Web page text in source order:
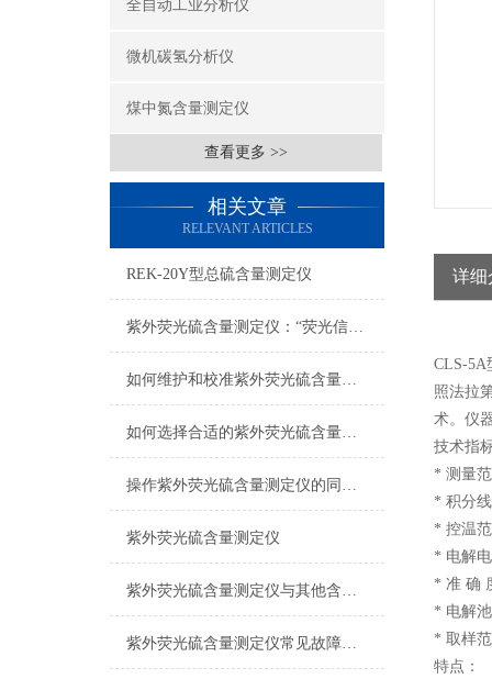
全自动工业分析仪
微机碳氢分析仪
煤中氮含量测定仪
查看更多 >>
相关文章
RELEVANT ARTICLES
REK-20Y型总硫含量测定仪
紫外荧光硫含量测定仪：“荧光信号衰减”的快速诊断
如何维护和校准紫外荧光硫含量测定仪？
如何选择合适的紫外荧光硫含量测定仪
操作紫外荧光硫含量测定仪的同时要注意些什么？
紫外荧光硫含量测定仪
紫外荧光硫含量测定仪与其他含硫分析方法的比较研究
紫外荧光硫含量测定仪常见故障及快速排除方法
详细
CLS-5A
照法拉
术。仪
技术指
* 测量
* 积分
* 控温
* 电解
* 准 确
* 电解
* 取样
特点：